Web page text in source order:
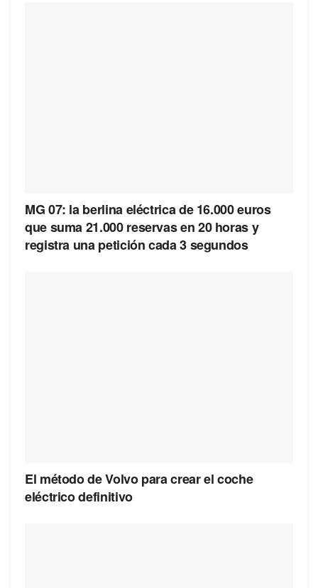
MG 07: la berlina eléctrica de 16.000 euros
que suma 21.000 reservas en 20 horas y
registra una petición cada 3 segundos
El método de Volvo para crear el coche
eléctrico definitivo